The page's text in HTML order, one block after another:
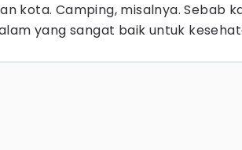
kota. Camping, misalnya. Sebab
yang sangat baik untuk